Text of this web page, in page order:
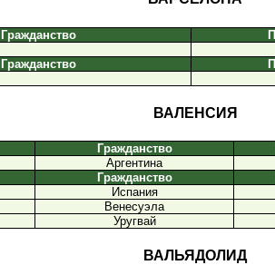
Гражданство
Гражданство
ВАЛЕНСИЯ
Гражданство
Аргентина
Гражданство
Испания
Венесуэла
Уругвай
ВАЛЬЯДОЛИД